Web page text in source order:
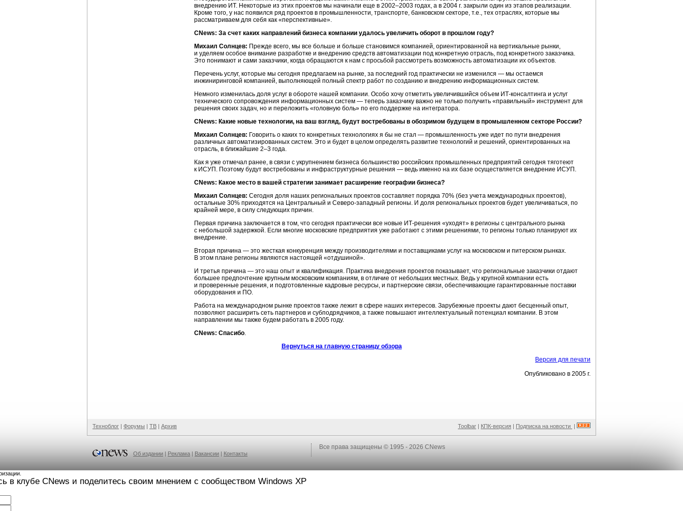
внедрению ИТ. Некоторые из этих проектов мы начинали еще в 2002–2003 годах, а в 2004 г. закрыли один из этапов реализации.
Кроме того, у нас появился ряд проектов в промышленности, транспорте, банковском секторе, т.е., тех отраслях, которые мы
рассматриваем для себя как «перспективные».
CNews: За счет каких направлений бизнеса компании удалось увеличить оборот в прошлом году?
Михаил Солнцев: Прежде всего, мы все больше и больше становимся компанией, ориентированной на вертикальные рынки,
и уделяем особое внимание разработке и внедрению средств автоматизации под конкретную отрасль, под конкретного заказчика.
Это понимают и сами заказчики, когда обращаются к нам с просьбой рассмотреть возможность автоматизации их объектов.
Перечень услуг, которые мы сегодня предлагаем на рынке, за последний год практически не изменился — мы остаемся
инжиниринговой компанией, выполняющей полный спектр работ по созданию и внедрению информационных систем.
Немного изменилась доля услуг в обороте нашей компании. Особо хочу отметить увеличившийся объем ИТ-консалтинга и услуг
технического сопровождения информационных систем — теперь заказчику важно не только получить «правильный» инструмент для
решения своих задач, но и переложить «головную боль» по его поддержке на интегратора.
CNews: Какие новые технологии, на ваш взгляд, будут востребованы в обозримом будущем в промышленном секторе России?
Михаил Солнцев: Говорить о каких то конкретных технологиях я бы не стал — промышленность уже идет по пути внедрения
различных автоматизированных систем. Это и будет в целом определять развитие технологий и решений, ориентированных на
отрасль, в ближайшие 2–3 года.
Как я уже отмечал ранее, в связи с укрупнением бизнеса большинство российских промышленных предприятий сегодня тяготеют
к ИСУП. Поэтому будут востребованы и инфраструктурные решения — ведь именно на их базе осуществляется внедрение ИСУП.
CNews: Какое место в вашей стратегии занимает расширение географии бизнеса?
Михаил Солнцев: Сегодня доля наших региональных проектов составляет порядка 70% (без учета международных проектов),
остальные 30% приходятся на Центральный и Северо-западный регионы. И доля региональных проектов будет увеличиваться, по
крайней мере, в силу следующих причин.
Первая причина заключается в том, что сегодня практически все новые ИТ-решения «уходят» в регионы с центрального рынка
с небольшой задержкой. Если многие московские предприятия уже работают с этими решениями, то регионы только планируют их
внедрение.
Вторая причина — это жесткая конкуренция между производителями и поставщиками услуг на московском и питерском рынках.
В этом плане регионы являются настоящей «отдушиной».
И третья причина — это наш опыт и квалификация. Практика внедрения проектов показывает, что региональные заказчики отдают
большее предпочтение крупным московским компаниям, в отличие от небольших местных. Ведь у крупной компании есть
и проверенные решения, и подготовленные кадровые ресурсы, и партнерские связи, обеспечивающие гарантированные поставки
оборудования и ПО.
Работа на международном рынке проектов также лежит в сфере наших интересов. Зарубежные проекты дают бесценный опыт,
позволяют расширить сеть партнеров и субподрядчиков, а также повышают интеллектуальный потенциал компании. В этом
направлении мы также будем работать в 2005 году.
CNews: Спасибо.
Вернуться на главную страницу обзора
Версия для печати
Опубликовано в 2005 г.
Техноблог | Форумы | ТВ | Архив Toolbar | КПК-версия | Подписка на новости |
Об издании | Реклама | Вакансии | Контакты
Все права защищены © 1995 - 2026 CNews
в клубе CNews и поделитесь своим мнением с сообществом Windows XP